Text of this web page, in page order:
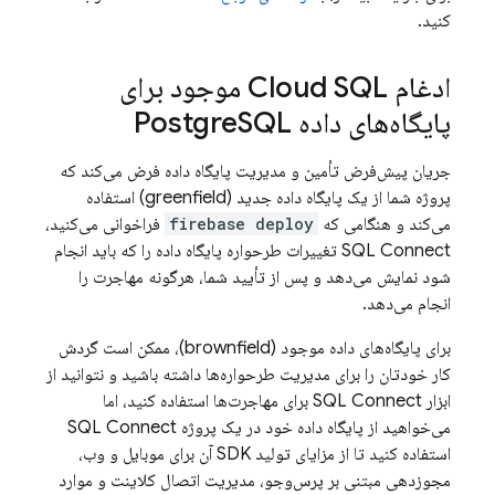
کنید.
ادغام Cloud SQL موجود برای
پایگاه‌های داده Postgre SQL
جریان پیش‌فرض تأمین و مدیریت پایگاه داده فرض می‌کند که
پروژه شما از یک پایگاه داده جدید (greenfield) استفاده
می‌کند و هنگامی که firebase deploy فراخوانی می‌کنید،
SQL Connect تغییرات طرحواره پایگاه داده را که باید انجام
شود نمایش می‌دهد و پس از تأیید شما، هرگونه مهاجرت را
انجام می‌دهد.
برای پایگاه‌های داده موجود (brownfield)، ممکن است گردش
کار خودتان را برای مدیریت طرحواره‌ها داشته باشید و نتوانید از
ابزار SQL Connect برای مهاجرت‌ها استفاده کنید، اما
می‌خواهید از پایگاه داده خود در یک پروژه SQL Connect
استفاده کنید تا از مزایای تولید SDK آن برای موبایل و وب،
مجوزدهی مبتنی بر پرس‌وجو، مدیریت اتصال کلاینت و موارد